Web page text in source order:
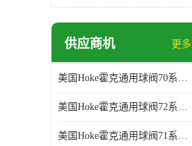
供应商机 更多
美国Hoke霍克通用球阀70系列球阀 部分库存 原厂拿货
美国Hoke霍克通用球阀72系列棒料球阀 部分库存 原厂拿货
美国Hoke霍克通用球阀71系列球阀 部分库存 原厂拿货